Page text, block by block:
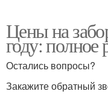
Цены на
году: полное
Остались вопросы?
Закажите обратный